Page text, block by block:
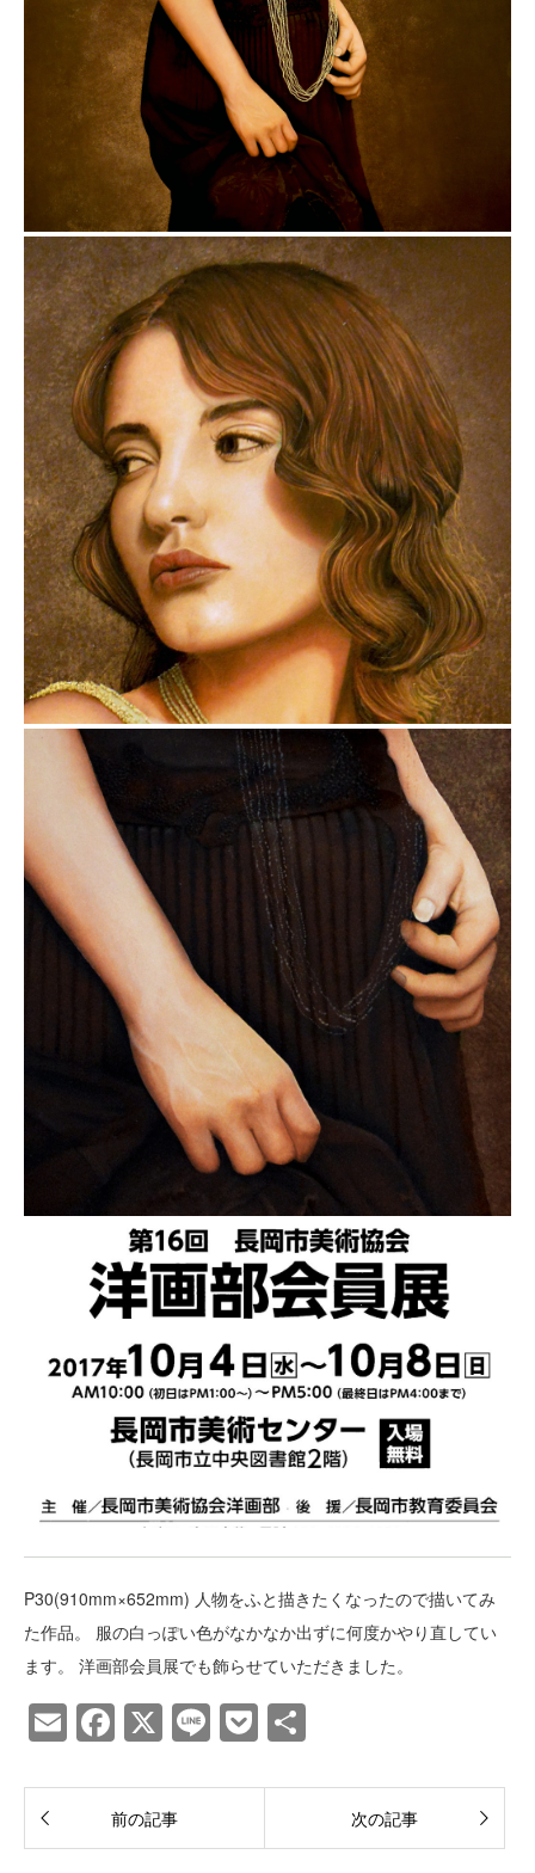
P30(910mm×652mm) 人物をふと描きたくなったので描いてみ
た作品。 服の白っぽい色がなかなか出ずに何度かやり直してい
ます。 洋画部会員展でも飾らせていただきました。
E
m
ail
F
a
c
e
X Li
n
e
P
o
ck
et
前の記事 次の記事